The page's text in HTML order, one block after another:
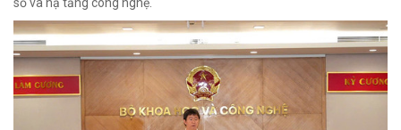
số và hạ tầng công nghệ.